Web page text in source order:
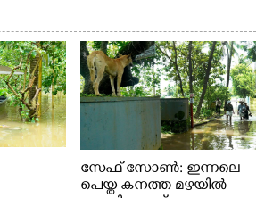
സേഫ് സോൺ: ഇന്നലെ
പെയ്ത കനത്ത മഴയിൽ